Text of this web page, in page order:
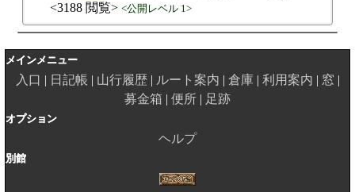
3188 閲覧
公開レベル 1
メインメニュー
入口 日記帳 山行履歴 ルート案内 倉庫 利用案内
窓
募金箱
便所 足跡
オプション
ヘルプ
別館